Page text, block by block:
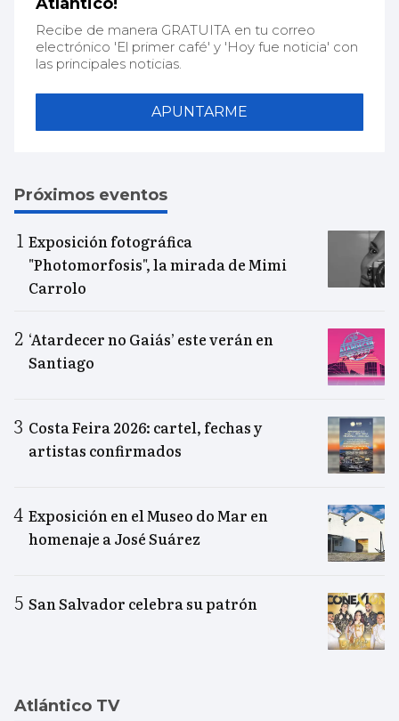
Recibe de manera GRATUITA en tu correo
electrónico 'El primer café' y 'Hoy fue noticia' con
las principales noticias.
APUNTARME
Próximos eventos
Exposición fotográfica
"Photomorfosis", la mirada de Mimi
Carrolo
‘Atardecer no Gaiás’ este verán en
Santiago
Costa Feira 2026: cartel, fechas y
artistas confirmados
Exposición en el Museo do Mar en
homenaje a José Suárez
San Salvador celebra su patrón
Atlántico TV